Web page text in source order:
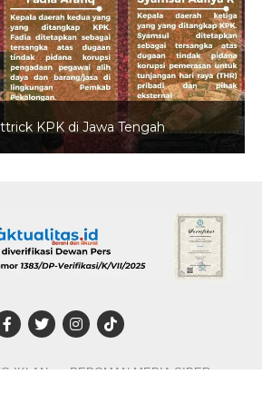
KPK di Jawa Tengah
IKLAN
PEDOMAN MEDIA SIBER